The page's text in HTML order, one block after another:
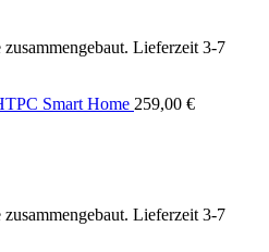
Lieferzeit 3-7
Smart Home 259,00 €
Lieferzeit 3-7